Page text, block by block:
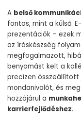
A belső
fontos, mint a külső.
prezentációk – ezek
az íráskészség
megfogalmazott,
benyomást kelt a
precízen összeállított
mondanivalót, és
hozzájárul a
karrierfejlődéshez.